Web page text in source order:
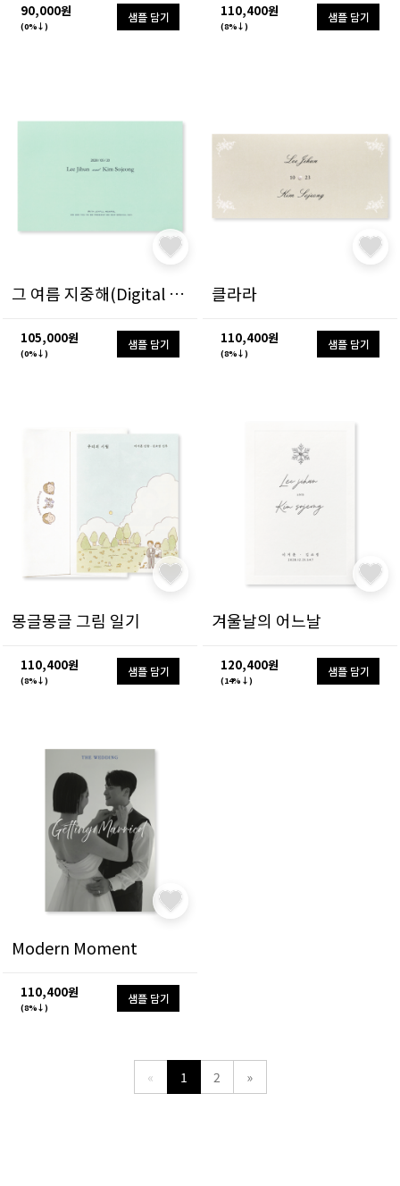
90,000원
(0%↓)
샘플 담기 110,400원
(8%↓)
샘플 담기
그 여름 지중해(Digital Ver)
105,000원
(0%↓)
샘플 담기
클라라
110,400원
(8%↓)
샘플 담기
몽글몽글 그림 일기
110,400원
(8%↓)
샘플 담기
겨울날의 어느날
120,400원
(14%↓)
샘플 담기
Modern Moment
110,400원
(8%↓)
샘플 담기
« 1 2 »